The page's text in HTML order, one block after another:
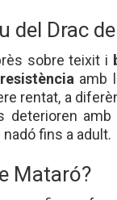
del Drac
sobre teixit i
amb
rentat, a
deterioren
fins a adult.
Mataró?